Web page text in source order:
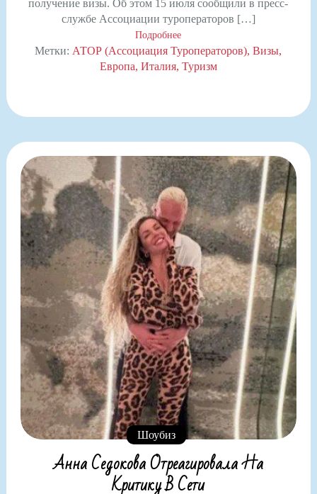
получение визы. Об этом 15 июля сообщили в пресс-
службе Ассоциации туроператоров […]
Подробнее
Метки: АТОР (Ассоциация Туроператоров) Визы
Европа Италия Туризм
Шоубиз
Анна Седокова Отреагировала На
Критику В Сети